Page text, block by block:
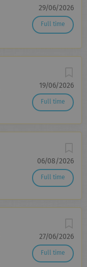
29/06/2026
Full time
19/06/2026
Full time
06/08/2026
Full time
27/06/2026
Full time